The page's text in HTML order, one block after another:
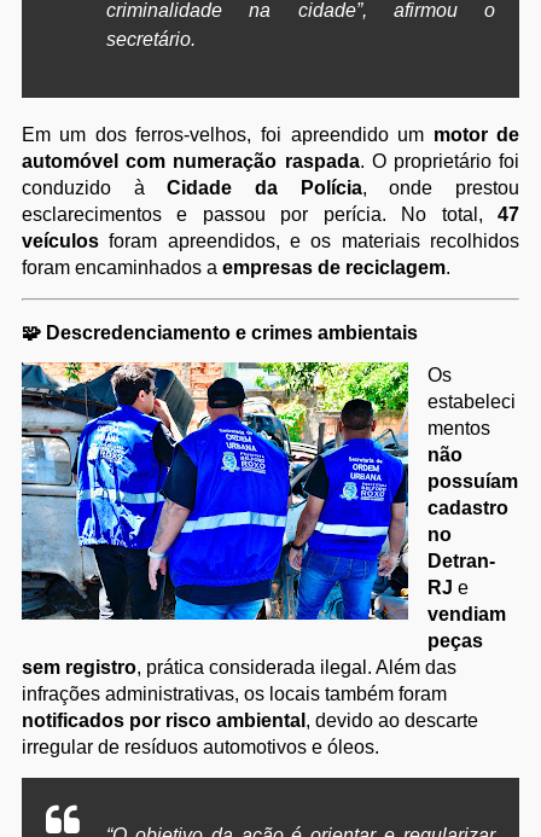
criminalidade na cidade”, afirmou o
secretário.
Em um dos ferros-velhos, foi apreendido um motor de
automóvel com numeração raspada. O proprietário foi
conduzido àCidade da Polícia, onde prestou
esclarecimentos e passou por perícia. No total,47
veículosforam apreendidos, e os materiais recolhidos
foram encaminhados a empresas de reciclagem.
🧩 Descredenciamento e crimes ambientais
Os
estabeleci
mentos
não
possuíam
cadastro
no
Detran-
RJ e
vendiam
peças
sem registro, prática considerada ilegal. Além das
infrações administrativas, os locais também foram
notificados por risco ambiental , devido ao descarte
irregular de resíduos automotivos e óleos.